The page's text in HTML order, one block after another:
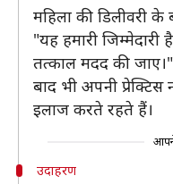
महिला की डिलीवरी
"यह हमारी
तत्काल मदद की
बाद भी अपनी
इलाज करते रहते हैं।
उदाहरण